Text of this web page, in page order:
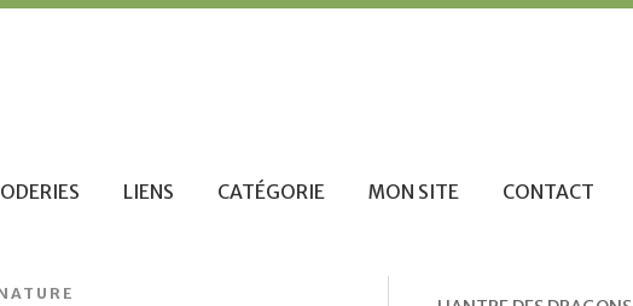
LIENS CATÉGORIE MON SITE CONTACT